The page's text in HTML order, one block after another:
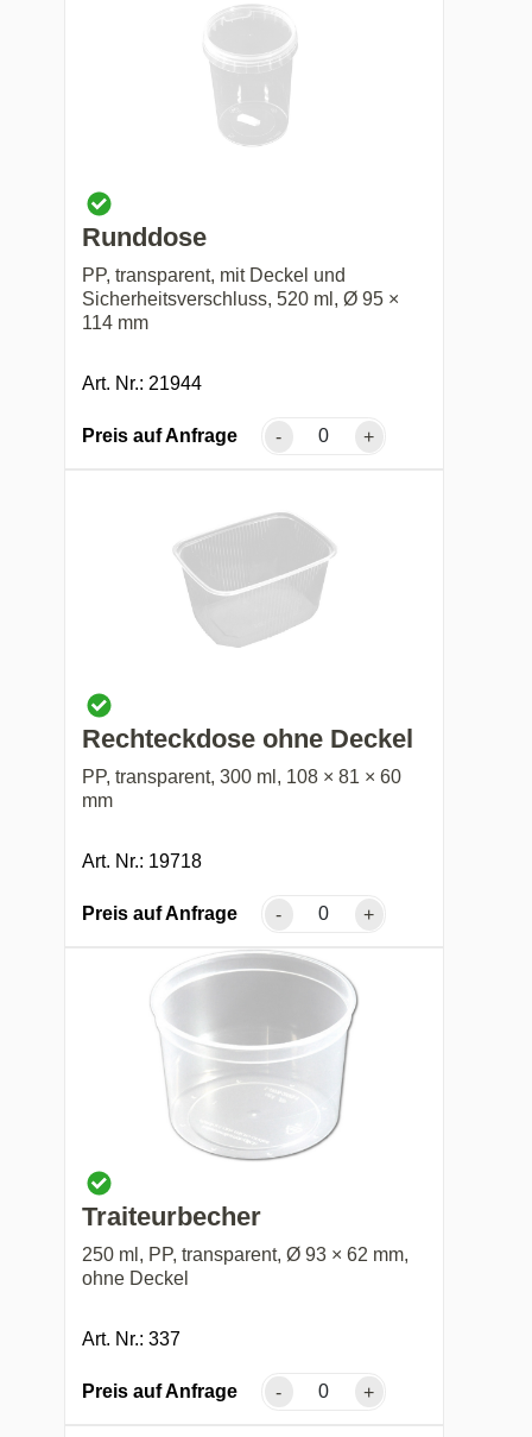
Runddose
PP, transparent, mit Deckel und
Sicherheitsverschluss, 520 ml, Ø 95 ×
114 mm
Art. Nr.: 21944
Preis auf Anfrage - +
Rechteckdose ohne Deckel
PP, transparent, 300 ml, 108 × 81 × 60
mm
Art. Nr.: 19718
Preis auf Anfrage - +
Traiteurbecher
250 ml, PP, transparent, Ø 93 × 62 mm,
ohne Deckel
Art. Nr.: 337
Preis auf Anfrage - +